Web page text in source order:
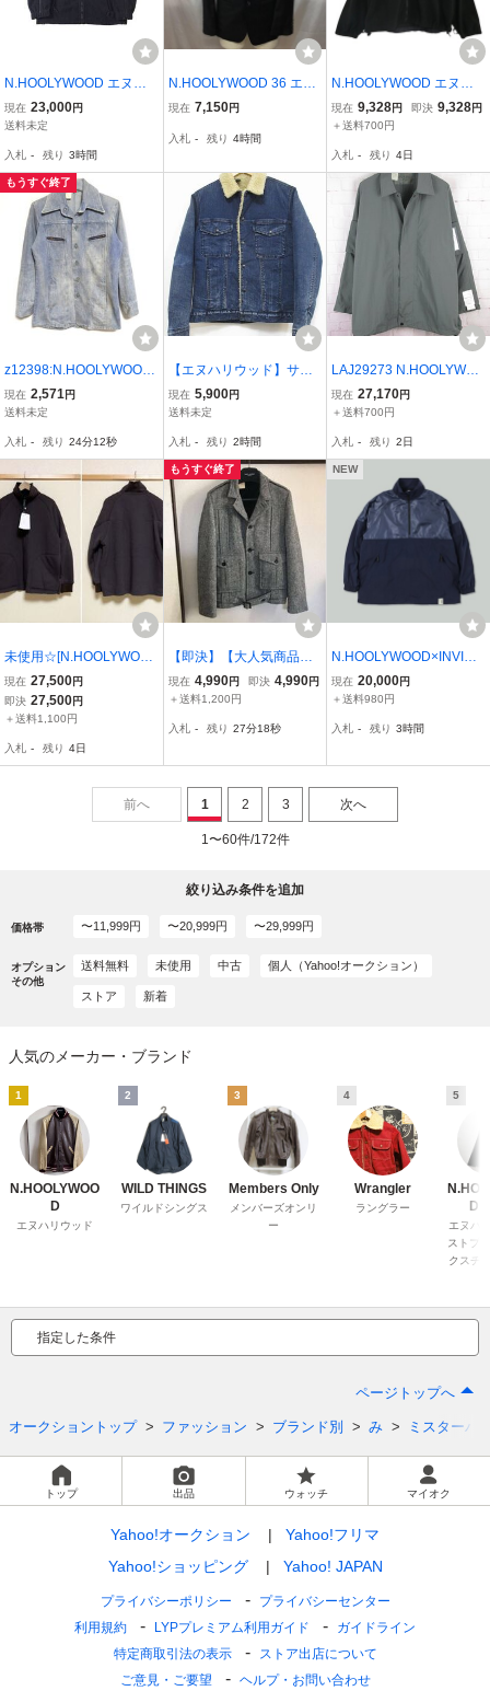
N.HOOLYWOOD エヌハ
リウッド × Karrimor カリ
マー TEST PRODUCT フ
ップ ブルゾン 黒 ブラッ
ク メンズ 38
現在 23,000円
送料未定
入札 - 残り 3時間
N.HOOLYWOOD 36 エヌ
ハリウッド ジャケット、
ー 605peg 長袖ジャケッ
ツ 10115747
現在 7,150円
入札 - 残り 4時間
N.HOOLYWOOD エヌハ
リウッド 992-BL03-086
SERVICE ECWCS PARK
ラック系 XL【中古】
現在 9,328円 即決 9,328円
＋送料700円
入札 - 残り 4日
もうすぐ終了
z12398:N.HOOLYWOOD
(エヌハリウッド)デニムジ
ャケット/中古加工 薄青/M
現在 2,571円
送料未定
入札 - 残り 24分11秒
【エヌハリウッド】サン
プル品！◆裏ボア デニム
ジャケット◆38
現在 5,900円
送料未定
入札 - 残り 2時間
LAJ29273 N.HOOLYWO
OD エヌハリウッド 9232-
BL05-003 pieces BLOUS
ジャケット チャコール S
MALL 美品
現在 27,170円
＋送料700円
入札 - 残り 2日
未使用☆[N.HOOLYWOO
D] 23AW 定価72,600 RE
VERSIBLE BLOUSON ボ
アフリース リバーシブル
日本製 エヌハリウッド
現在 27,500円
即決 27,500円
＋送料1,100円
入札 - 残り 4日
もうすぐ終了
【即決】【大人気商品】
n.hoolywood ミスターハ
リウッド エヌハリウッド
ャケット CDA期 即決早い
現在 4,990円 即決 4,990円
＋送料1,200円
入札 - 残り 27分17秒
NEW
N.HOOLYWOOD×INVINC
IBLE×New Balance 9224
-BL01 piecesPULLOVER
現在 20,000円
＋送料980円
入札 - 残り 3時間
前へ 1 2 3 次へ
1〜60件/172件
絞り込み条件を追加
価格帯 〜11,999円 〜20,999円 〜29,999円
オプション
その他
送料無料 未使用 中古 個人（Yahoo!オークション）
ストア 新着
人気のメーカー・ブランド
1
N.HOOLYWOO
D
エヌハリウッド
2
WILD THINGS
ワイルドシングス
3
Members Only
メンバーズオンリ
ー
4
Wrangler
ラングラー
5
D
エヌハ
ストプ
クスチ
指定した条件
ページトップへ
オークショントップ ファッション ブランド別 み ミスターハ
トップ 出品 ウォッチ マイオク
Yahoo!オークション
Yahoo!フリマ
Yahoo!ショッピング
Yahoo! JAPAN
プライバシーポリシー
プライバシーセンター
利用規約
LYPプレミアム利用ガイド
ガイドライン
特定商取引法の表示
ストア出店について
ご意見・ご要望
ヘルプ・お問い合わせ